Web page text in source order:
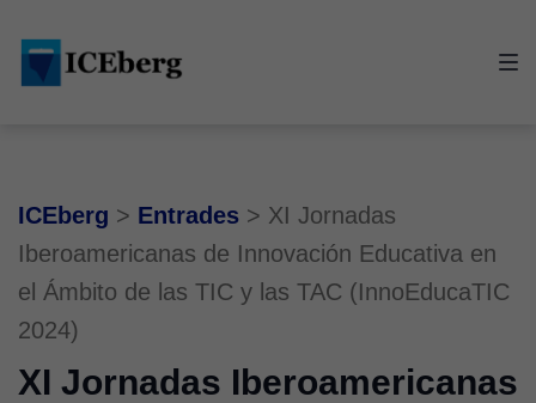
main
content
footer
ICEberg > Entrades > XI Jornadas
Iberoamericanas de Innovación Educativa en
el Ámbito de las TIC y las TAC (InnoEducaTIC
2024)
XI Jornadas Iberoamericanas